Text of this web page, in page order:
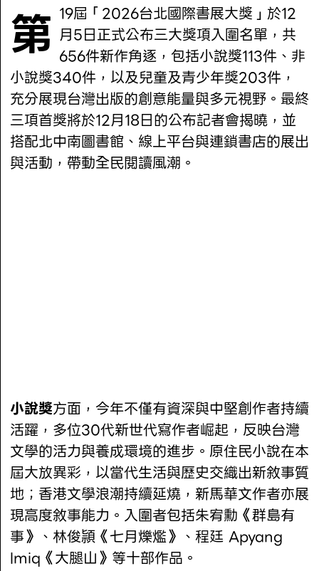
第19屆「2026台北國際書展大獎」於12 月5日正式公布三大獎項入圍名單，共
656件新作角逐，包括小說獎113件、非
小說獎340件，以及兒童及青少年獎203件，
充分展現台灣出版的創意能量與多元視野。最終
三項首獎將於12月18日的公布記者會揭曉，並
搭配北中南圖書館、線上平台與連鎖書店的展出
與活動，帶動全民閱讀風潮。
小說獎方面，今年不僅有資深與中堅創作者持續
活躍，多位30代新世代寫作者崛起，反映台灣
文學的活力與養成環境的進步。原住民小說在本
屆大放異彩，以當代生活與歷史交織出新敘事質
地；香港文學浪潮持續延燒，新馬華文作者亦展
現高度敘事能力。入圍者包括朱宥勳《群島有
事》、林俊頴《七月爍爁》、程廷 Apyang
lmiq《大腿山》等十部作品。